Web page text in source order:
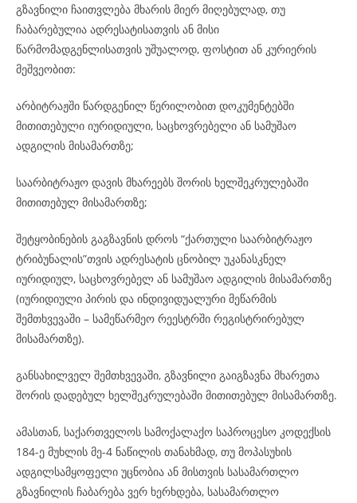
გზავნილი ჩაითვლება მხარის მიერ მიღებულად, თუ
ჩაბარებულია ადრესატისათვის ან მისი
წარმომადგენლისათვის უშუალოდ, ფოსტით ან კურიერის
მეშვეობით:
არბიტრაჟში წარდგენილ წერილობით დოკუმენტებში
მითითებული იურიდიული, საცხოვრებელი ან სამუშაო
ადგილის მისამართზე;
საარბიტრაჟო დავის მხარეებს შორის ხელშეკრულებაში
მითითებულ მისამართზე;
შეტყობინების გაგზავნის დროს “ქართული საარბიტრაჟო
ტრიბუნალის”თვის ადრესატის ცნობილ უკანასკნელ
იურიდიულ, საცხოვრებელ ან სამუშაო ადგილის მისამართზე
(იურიდიული პირის და ინდივიდუალური მეწარმის
შემთხვევაში – სამეწარმეო რეესტრში რეგისტრირებულ
მისამართზე).
განსახილველ შემთხვევაში, გზავნილი გაიგზავნა მხარეთა
შორის დადებულ ხელშეკრულებაში მითითებულ მისამართზე.
ამასთან, საქართველოს სამოქალაქო საპროცესო კოდექსის
184-ე მუხლის მე-4 ნაწილის თანახმად, თუ მოპასუხის
ადგილსამყოფელი უცნობია ან მისთვის სასამართლო
გზავნილის ჩაბარება ვერ ხერხდება, სასამართლო